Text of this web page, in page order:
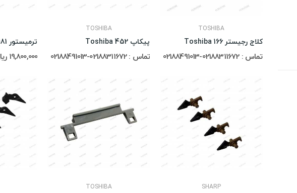
TOSHIBA
کلاج رجیستر Toshiba 166
تماس : 02188311672-02188491013
TOSHIBA
پیکاپ Toshiba 452
تماس : 02188311672-02188491013
ترمیستور Toshiba 166/181
19,800,000 ریال
SHARP
TOSHIBA